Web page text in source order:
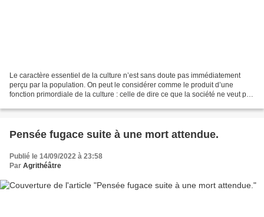
Le caractère essentiel de la culture n’est sans doute pas immédiatement
perçu par la population. On peut le considérer comme le produit d’une
fonction primordiale de la culture : celle de dire ce que la société ne veut pas
Pensée fugace suite à une mort attendue.
Publié le 14/09/2022 à 23:58
Par Agrithéâtre